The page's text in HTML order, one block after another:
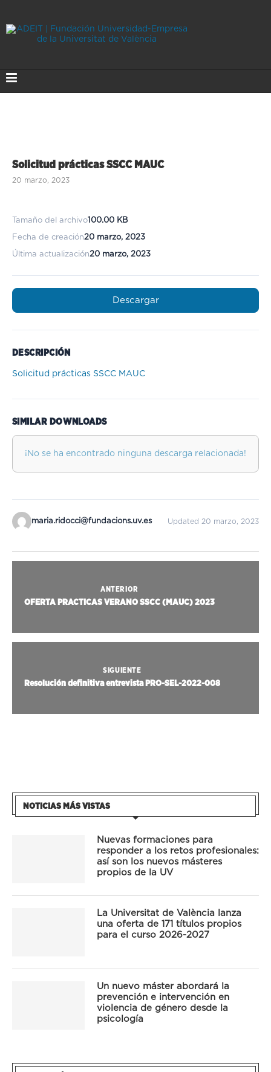
Solicitud prácticas SSCC MAUC
20 marzo, 2023
Tamaño del archivo100.00 KB
Fecha de creación20 marzo, 2023
Última actualización20 marzo, 2023
Descargar
DESCRIPCIÓN
Solicitud prácticas SSCC MAUC
SIMILAR DOWNLOADS
¡No se ha encontrado ninguna descarga relacionada!
maria.ridocci@fundacions.uv.es Updated 20 marzo, 2023
ANTERIOR
OFERTA PRACTICAS VERANO SSCC (MAUC) 2023
SIGUIENTE
Resolución definitiva entrevista PRO-SEL-2022-008
NOTICIAS MÁS VISTAS
Nuevas formaciones para
responder a los retos profesionales:
así son los nuevos másteres
propios de la UV
La Universitat de València lanza
una oferta de 171 títulos propios
para el curso 2026-2027
Un nuevo máster abordará la
prevención e intervención en
violencia de género desde la
psicología